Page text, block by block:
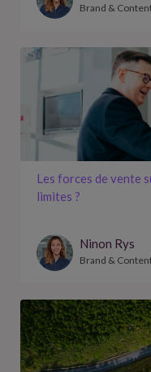
Brand &
Les forces de vente
limites ?
Ninon Rys
Brand &